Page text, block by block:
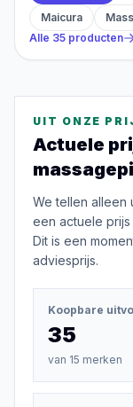
Maicura
Alle 35 producten
UIT ONZE
Actuele
We tellen alleen
een actuele
Dit is een
adviesprijs.
Koopbare
35
van 15 merken